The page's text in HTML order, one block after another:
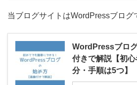
当ブログサイトはWordPressブログ
WordPressブロ
付きで解説【初
分・手順は5つ】